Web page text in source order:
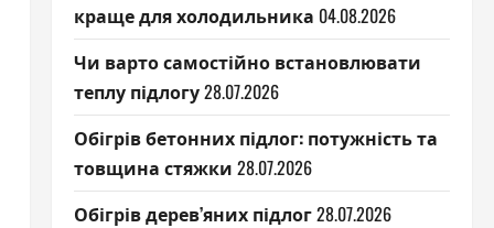
краще для холодильника 04.08.2026
Чи варто самостійно встановлювати
теплу підлогу28.07.2026
Обігрів бетонних підлог: потужність та
товщина стяжки 28.07.2026
Обігрів дерев’яних підлог28.07.2026